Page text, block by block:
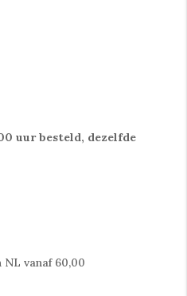
uur besteld, dezelfde
vanaf 60,00